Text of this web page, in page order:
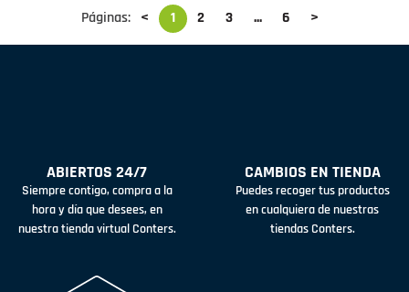
Páginas: < 1 2 3 ... 6 >
ABIERTOS 24/7
Siempre contigo, compra a la
hora y día que desees, en
nuestra tienda virtual Conters.
CAMBIOS EN TIENDA
Puedes recoger tus productos
en cualquiera de nuestras
tiendas Conters.